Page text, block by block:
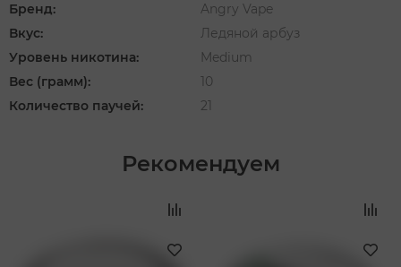
Бренд:
Angry Vape
Вкус:
Ледяной арбуз
Уровень никотина:
Medium
Вес (грамм):
10
Количество паучей:
21
Рекомендуем